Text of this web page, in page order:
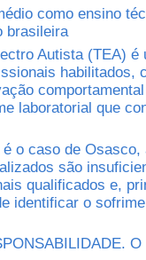
como ensino
brasileira
Autista (TEA) é
habilitados,
laboratorial que
o caso de Osasco,
são
qualificados e,
identificar o